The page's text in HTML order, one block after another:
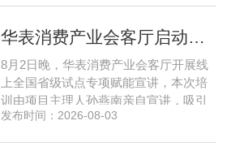
长久，这也是享刻智能自创立之初便坚
创始人、CEO 陈震纵观当前具
8月2日晚，华表消费产业会客厅开展线
上全国省级试点专项赋能宣讲，本次培
训由项目主理人孙燕南亲自宣讲，吸引
了来自贵州、河北、北京、天津、常
发布时间：2026-08-03